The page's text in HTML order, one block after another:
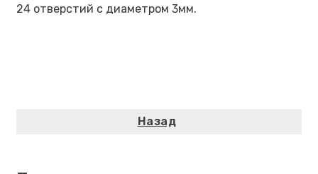
24 отверстий с диаметром 3мм.